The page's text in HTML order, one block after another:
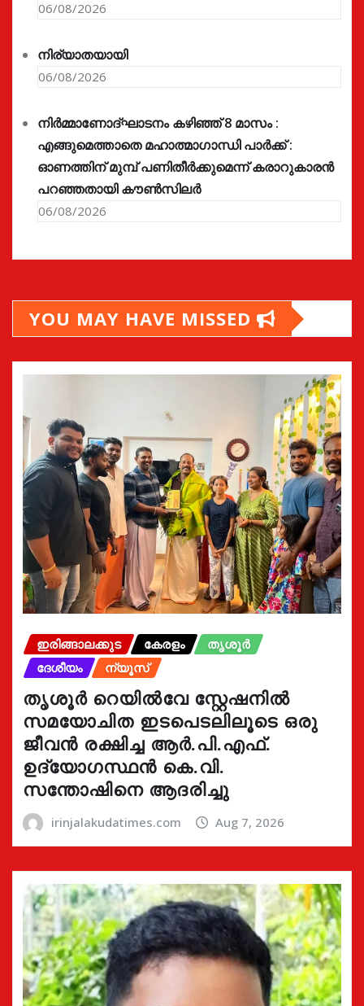
06/08/2026
നിര്യാതയായി
06/08/2026
നിർമ്മാണോദ്ഘാടനം കഴിഞ്ഞ് 8 മാസം :
എങ്ങുമെത്താതെ മഹാത്മാഗാന്ധി പാർക്ക് :
ഓണത്തിന് മുമ്പ് പണിതീർക്കുമെന്ന് കരാറുകാരൻ
പറഞ്ഞതായി കൗൺസിലർ
06/08/2026
YOU MAY HAVE MISSED
ഇരിങ്ങാലക്കുട കേരളം
തൃശൂർ
ദേശീയം
ന്യൂസ്
തൃശൂർ റെയിൽവേ സ്റ്റേഷനിൽ
സമയോചിത ഇടപെടലിലൂടെ ഒരു
ജീവൻ രക്ഷിച്ച ആർ.പി.എഫ്.
ഉദ്യോഗസ്ഥൻ കെ.വി.
സന്തോഷിനെ ആദരിച്ചു
irinjalakudatimes.com Aug 7, 2026